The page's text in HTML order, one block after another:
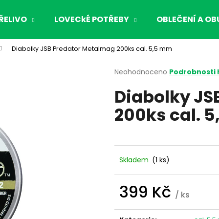
LOVECkÉ POTŘEBY OBLEČENÍ A
Diabolky JSB Predator Metalmag 200ks cal. 5,5 mm
Průměrné
produktu
je
0,0
z
Neohodnoceno Podrobnosti
Diabolky
200ks cal.
Skladem (1 ks)
399 Kč / ks
cena:
Co potřebujete najít?
HLEDAT